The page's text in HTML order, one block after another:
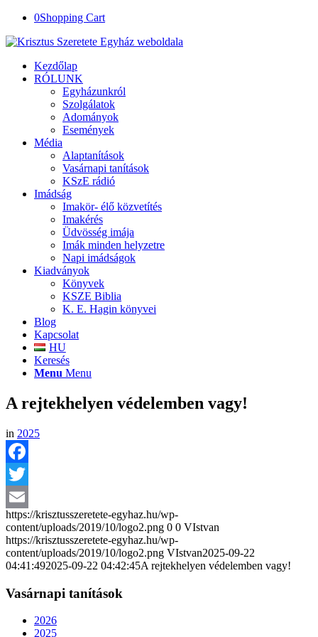
0Shopping Cart
Kezdőlap
RÓLUNK
Egyházunkról
Szolgálatok
Adományok
Események
Média
Alaptanítások
Vasárnapi tanítások
KSzE rádió
Imádság
Imakör- élő közvetítés
Imakérés
Üdvösség imája
Imák minden helyzetre
Napi imádságok
Kiadványok
Könyvek
KSZE Biblia
K. E. Hagin könyvei
Blog
Kapcsolat
HU
Keresés
Menu Menu
A rejtekhelyen védelemben vagy!
in 2025
Facebook
Twitter
Email
https://krisztusszeretete-egyhaz.hu/wp-
content/uploads/2019/10/logo2.png 0 0 VIstvan
https://krisztusszeretete-egyhaz.hu/wp-
content/uploads/2019/10/logo2.png VIstvan2025-09-22
04:41:492025-09-22 04:42:45A rejtekhelyen védelemben vagy!
Vasárnapi tanítások
2026
2025